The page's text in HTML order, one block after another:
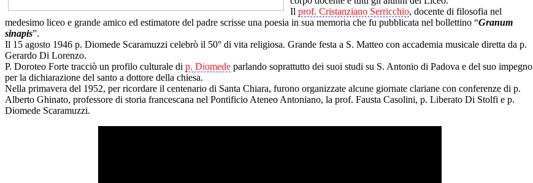
Il prof. Cristanziano Serricchio, docente di filosofia nel
medesimo liceo e grande amico ed estimatore del padre scrisse una poesia in sua memoria che fu pubblicata nel bollettino “Granum
sinapis”.
Il 15 agosto 1946 p. Diomede Scaramuzzi celebrò il 50° di vita religiosa. Grande festa a S. Matteo con accademia musicale diretta da p.
Gerardo Di Lorenzo.
P. Doroteo Forte tracciò un profilo culturale di p. Diomede parlando soprattutto dei suoi studi su S. Antonio di Padova e del suo impegno
per la dichiarazione del santo a dottore della chiesa.
Nella primavera del 1952, per ricordare il centenario di Santa Chiara, furono organizzate alcune giornate clariane con conferenze di p.
Alberto Ghinato, professore di storia francescana nel Pontificio Ateneo Antoniano, la prof. Fausta Casolini, p. Liberato Di Stolfi e p.
Diomede Scaramuzzi.